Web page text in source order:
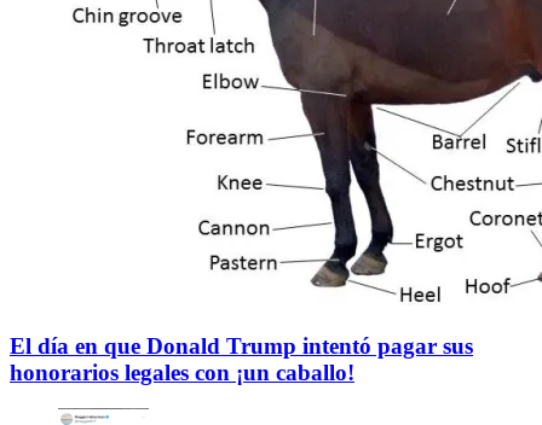
El día en que Donald Trump intentó pagar sus
honorarios legales con ¡un caballo!